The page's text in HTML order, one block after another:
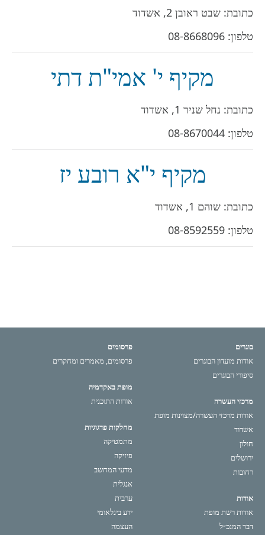
כתובת: שבט ראובן 2, אשדוד
טלפון: 08-8668096
מקיף י' אמי"ת דתי
כתובת: נחל שניר 1, אשדוד
טלפון: 08-8670044
מקיף י"א רובע יז
כתובת: שוהם 1, אשדוד
טלפון: 08-8592559
פרסומים
פרסומים, מאמרים ומחקרים
בוגרים
אודות מועדון הבוגרים
סיפורי הבוגרים
מופת באקדמיה
אודות התוכנית
מרכזי העשרה
אודות מרכזי העשרה/מצוינות מופת
אשדוד
חולון
ירושלים
רחובות
מחלקות פדגוגיות
מתמטיקה
פיזיקה
מדעי המחשב
אנגלית
ערבית
ידע בינלאומי
העצמה
אודות
אודות רשת מופת
דבר המנכ״ל